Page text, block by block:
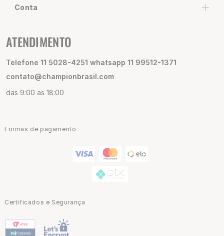
Conta
ATENDIMENTO
Telefone 11 5028-4251 whatsapp 11 99512-1371
contato@championbrasil.com
das 9:00 as 18:00
Formas de pagamento
Certificados e Segurança